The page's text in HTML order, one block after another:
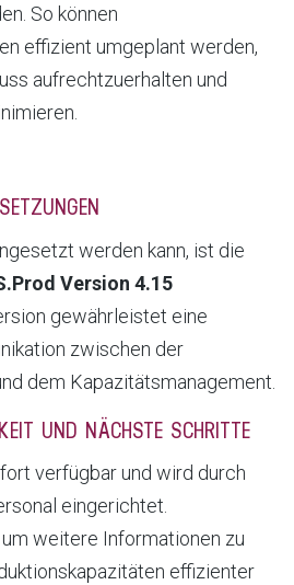
So können
effizient umgeplant werden,
aufrechtzuerhalten und
werden kann, ist die
Version 4.15
gewährleistet eine
zwischen der
dem Kapazitätsmanagement.
UND NÄCHSTE SCHRITTE
verfügbar und wird durch
eingerichtet.
weitere Informationen zu
effizienter